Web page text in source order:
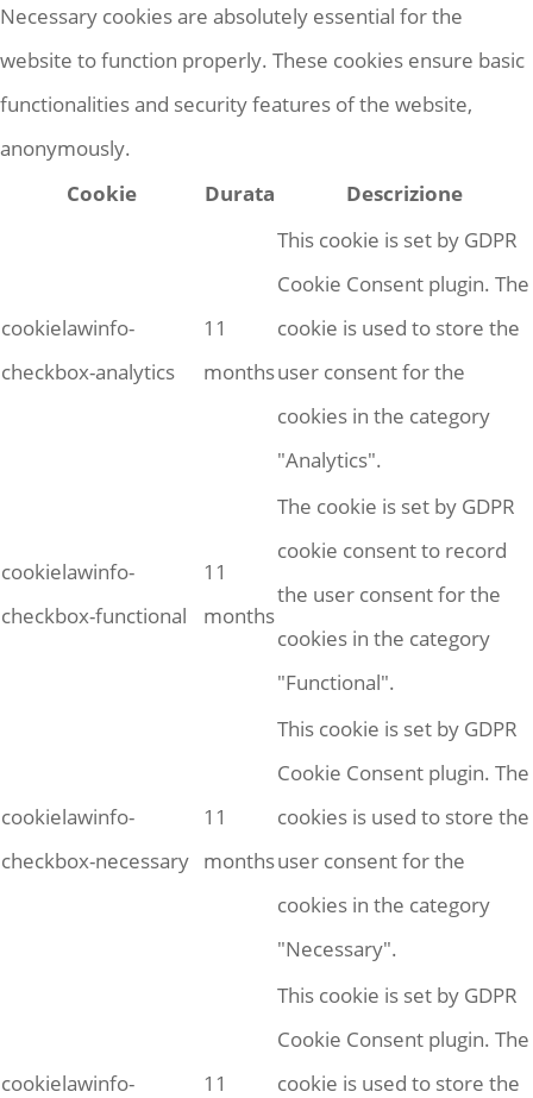
Necessary cookies are absolutely essential for the
website to function properly. These cookies ensure basic
functionalities and security features of the website,
anonymously.
Cookie
Durata Descrizione
cookielawinfo-
checkbox-analytics
11
months
This cookie is set by GDPR
Cookie Consent plugin. The
cookie is used to store the
user consent for the
cookies in the category
"Analytics".
cookielawinfo-
checkbox-functional
11
months
The cookie is set by GDPR
cookie consent to record
the user consent for the
cookies in the category
"Functional".
cookielawinfo-
checkbox-necessary
11
months
This cookie is set by GDPR
Cookie Consent plugin. The
cookies is used to store the
user consent for the
cookies in the category
"Necessary".
cookielawinfo-
11
This cookie is set by GDPR
Cookie Consent plugin. The
cookie is used to store the